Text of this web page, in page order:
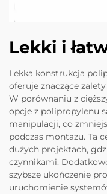
Lekki i
Lekka konstrukcja
oferuje znaczące
W porównaniu z
opcje z polipropylenu
manipulacji, co
podczas montażu. Ta
dużych projektach,
czynnikami.
szybsze ukończenie
uruchomienie